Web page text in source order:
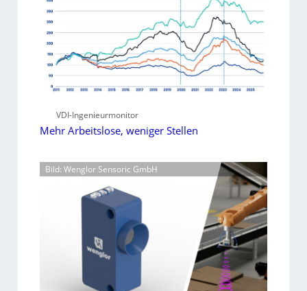
VDI-Ingenieurmonitor
Mehr Arbeitslose, weniger Stellen
Bild: Wenglor Sensoric GmbH